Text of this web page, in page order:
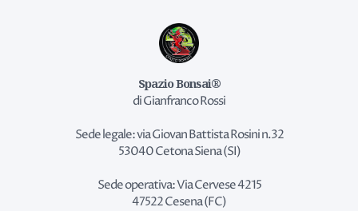
Spazio Bonsai®
di Gianfranco Rossi
Sede legale: via Giovan Battista Rosini n.32
53040 Cetona Siena (SI)
Sede operativa: Via Cervese 4215
47522 Cesena (FC)